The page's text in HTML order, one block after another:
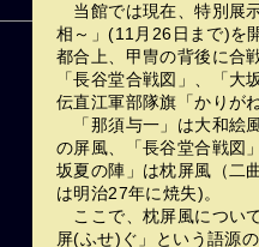
当館では現在、特別展
相～」(11月26日まで)を
都合上、甲冑の背後に合
「長谷堂合戦図」、「
伝直江軍部隊旗「かりが
「那須与一」は大和絵
の屏風、「長谷堂合戦図
坂夏の陣」は枕屏風（二
は明治27年に焼失)。
ここで、枕屏風につい
屏(ふせ)ぐ」という語源